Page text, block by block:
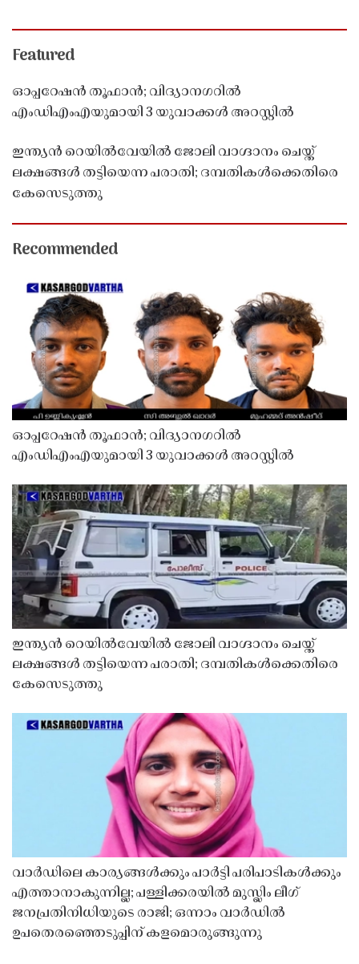
Featured
ഓപ്പറേഷൻ തൂഫാൻ; വിദ്യാനഗറിൽ
എംഡിഎംഎയുമായി 3 യുവാക്കൾ അറസ്റ്റിൽ
ഇന്ത്യൻ റെയിൽവേയിൽ ജോലി വാഗ്ദാനം ചെയ്ത്
ലക്ഷങ്ങൾ തട്ടിയെന്ന പരാതി; ദമ്പതികൾക്കെതിരെ
കേസെടുത്തു
Recommended
ഓപ്പറേഷൻ തൂഫാൻ; വിദ്യാനഗറിൽ
എംഡിഎംഎയുമായി 3 യുവാക്കൾ അറസ്റ്റിൽ
ഇന്ത്യൻ റെയിൽവേയിൽ ജോലി വാഗ്ദാനം ചെയ്ത്
ലക്ഷങ്ങൾ തട്ടിയെന്ന പരാതി; ദമ്പതികൾക്കെതിരെ
കേസെടുത്തു
വാർഡിലെ കാര്യങ്ങൾക്കും പാർട്ടി പരിപാടികൾക്കും
എത്താനാകുന്നില്ല; പള്ളിക്കരയിൽ മുസ്ലിം ലീഗ്
ജനപ്രതിനിധിയുടെ രാജി; ഒന്നാം വാർഡിൽ
ഉപതെരഞ്ഞെടുപ്പിന് കളമൊരുങ്ങുന്നു